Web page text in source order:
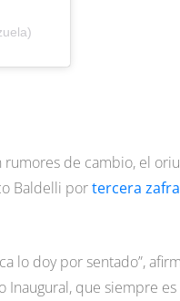
de cambio, el
Baldelli portercera zafra
doy por sentado”,
que siempre